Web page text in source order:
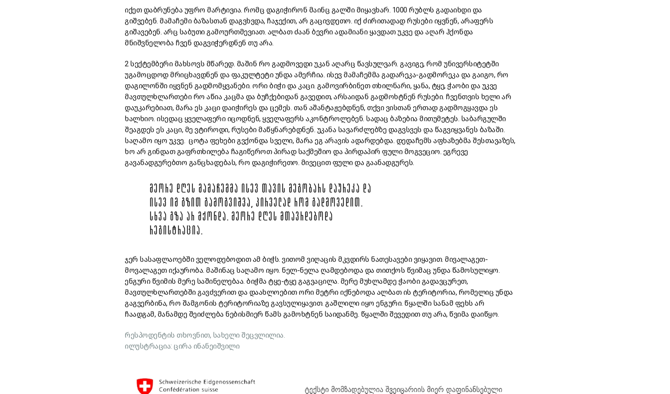
იქეთ დაბრუნება უფრო მარტივია. რომც დაგიჭირონ მაინც გალში მიყავხარ. 1000 რუბლს გადაიხდი და
გიშვებენ. მამაჩემი ბაზასთან დაგვხვდა, ჩაჯექით, არ გაცივდეთო. იქ ძირითადად რუსები იყვნენ, არაფერს
გიშავებენ. არც საბუთი გამოურთმევიათ. ალბათ ძაან ბევრი ადამიანი ყავდათ უკვე და აღარ ჰქონდა
მნიშვნელობა ჩვენ დაგვიჭერდნენ თუ არა.
2 სექტემბერი მახსოვს მწარედ. მაშინ რო გადმოვედი უკან აღარც წავსულვარ. გავიგე, რომ უნივერსიტეტში
უგამოცდოდ მრიცხავდნენ და ფაკულტეტი უნდა ამერჩია. ისევ მამაჩემმა გადარეკა-გადმორეკა და გაიგო, რო
დაგილონში იყვნენ გადმომყვანები. ორი ბიჭი და კაცი. გამოვირბინეთ თხილნარი, ყანა, ტყე, ჭაობი და უკვე
მავთულხლართები რო აწია კაცმა და ბუჩქებიდან გავედით, არსაიდან გადმოხტნენ რუსები. ჩვენთვის ხელი არ
დაუკარებიათ, მარა ეს კაცი დაიჭირეს და ცემეს. თან აშანტაჟებდნენ, თქვი ვისთან ერთად გადმოგყავდა ეს
ხალხიო. ისედაც ყველაფერი იცოდნენ, ყველაფერს აკონტროლებენ. სადაც ბაზებია მითუმეტეს. საბარგულში
შეაგდეს ეს კაცი, მე ვტიროდი, რუსები მაწყნარებდნენ. უკანა სავარძლებზე დაგვსვეს და წაგვიყვანეს ბაზაში.
საღამო იყო უკვე. ცოტა ფეხები გვქონდა სველი, მარა ეგ არავის ადარდებდა. დედაჩემს აფხაზებმა შესთავაზეს,
ხო არ გინდათ გაფრთხილება ჩაგიწეროთ პირად საქმეშიო და პირდაპირ ფული მოგვეციო. ეგრევე
გავანადგურებთო განცხადებას, რო დაგიჭირეთო. მივეცით ფული და გაანადგურეს.
ᲛᲔᲝᲠᲔ ᲓᲦᲔᲡ ᲛᲐᲛᲐᲩᲔᲛᲛᲐ ᲘᲡᲔᲕ ᲗᲐᲕᲘᲡ ᲛᲔᲒᲝᲑᲐᲠᲡ ᲓᲐᲣᲠᲔᲙᲐ ᲓᲐ
ᲘᲡᲔᲕ ᲘᲛ ᲒᲖᲘᲗ ᲒᲐᲛᲝᲒᲕᲘᲨᲕᲐ, ᲞᲘᲠᲕᲔᲚᲐᲓ ᲠᲝᲛ ᲒᲐᲓᲛᲝᲕᲔᲓᲘᲗ.
ᲡᲮᲕᲐ ᲒᲖᲐ ᲐᲠ ᲛᲥᲝᲜᲓᲐ. ᲛᲔᲝᲠᲔ ᲓᲦᲔᲡ ᲛᲗᲐᲕᲠᲓᲔᲑᲝᲓᲐ
ᲠᲔᲒᲘᲡᲢᲠᲐᲪᲘᲐ.
ჯერ სასაფლაოებში ველოდებოდით ამ ბიჭს. ვითომ ვიღაცის მკვდირს ნათესავები ვიყავით. მივალაგეთ-
მოვალაგეთ იქაურობა. მაშინაც საღამო იყო. ნელ-ნელა ღამდებოდა და თითქოს წვიმაც უნდა წამოსულიყო.
ენგური წვიმის მერე საშინელებაა. ბიჭმა ტყე-ტყე გაგვაცილა. მერე მუხლამდე ჭაობი გადავცურეთ,
მავთულხლართებში გავძვერით და დაახლოებით ორი მეტრი იქნებოდა ალბათ ის ტერიტორია, რომელიც უნდა
გაგვერბინა, რო შამგონის ტერიტორიაზე გავსულიყავით. გაშლილი იყო ენგური. წყალში სანამ ფეხს არ
ჩაადგამ, მანამდე შეიძლება ნებისმიერ წამს გამოხტნენ საიდანმე. წყალში შევედით თუ არა, წვიმა დაიწყო.
რესპოდენტის თხოვნით, სახელი შეცვლილია.
ილუსტრაცია: ცირა ინანეიშვილი